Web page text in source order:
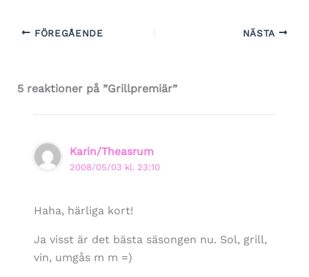
FÖREGÅENDE NÄSTA
5 reaktioner på ”Grillpremiär”
Karin/Theasrum
2008/05/03 kl. 23:10
Haha, härliga kort!
Ja visst är det bästa säsongen nu. Sol, grill,
vin, umgås m m =)